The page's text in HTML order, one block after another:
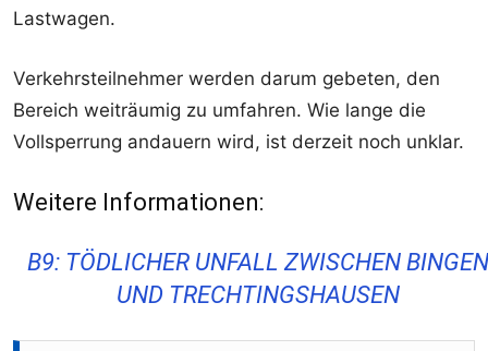
Lastwagen.
Verkehrsteilnehmer werden darum gebeten, den
Bereich weiträumig zu umfahren. Wie lange die
Vollsperrung andauern wird, ist derzeit noch unklar.
Weitere Informationen:
B9: TÖDLICHER UNFALL ZWISCHEN BINGEN
UND TRECHTINGSHAUSEN